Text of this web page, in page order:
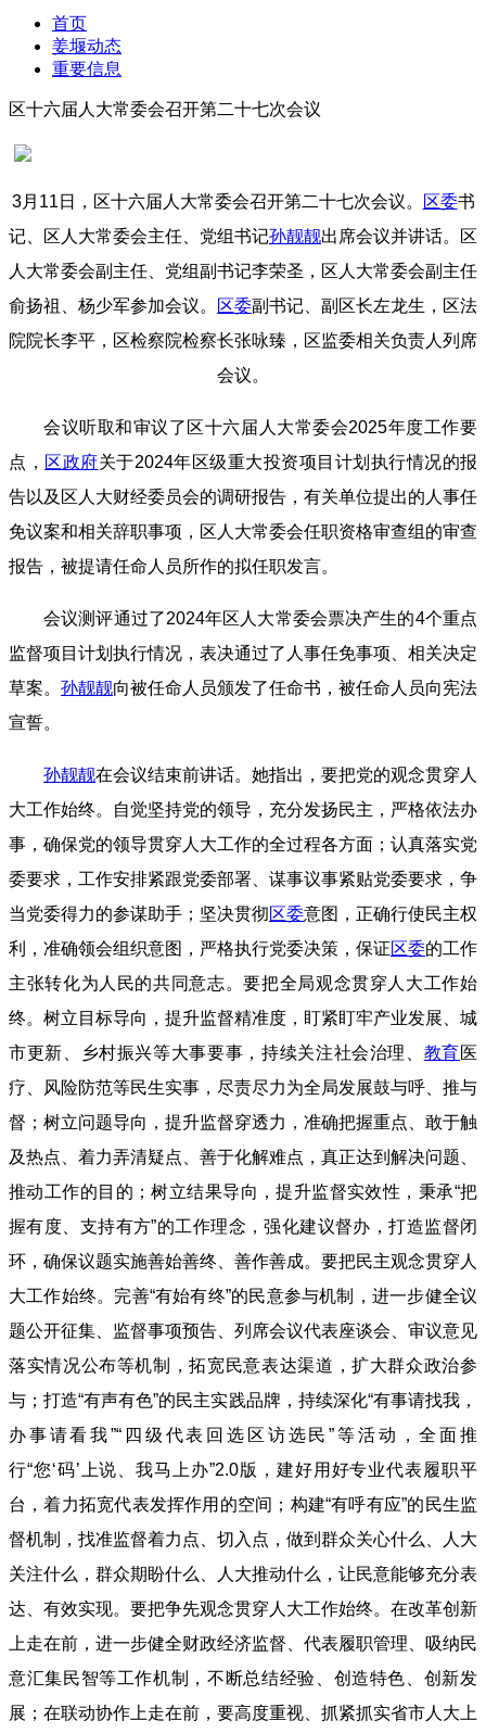
首页
姜堰动态
重要信息
区十六届人大常委会召开第二十七次会议
3月11日，区十六届人大常委会召开第二十七次会议。 区委书
记、区人大常委会主任、党组书记孙靓靓出席会议并讲话。区
人大常委会副主任、党组副书记李荣圣，区人大常委会副主任
俞扬祖、杨少军参加会议。
区委副书记、副区长左龙生，区法
院院长李平，区检察院检察长张咏臻，区监委相关负责人列席
会议。
会议听取和审议了区十六届人大常委会2025年度工作要
点， 区政府关于2024年区级重大投资项目计划执行情况的报
告以及区人大财经委员会的调研报告，有关单位提出的人事任
免议案和相关辞职事项，区人大常委会任职资格审查组的审查
报告，被提请任命人员所作的拟任职发言。
会议测评通过了2024年区人大常委会票决产生的4个重点
监督项目计划执行情况，表决通过了人事任免事项、相关决定
草案。 孙靓靓向被任命人员颁发了任命书，被任命人员向宪法
宣誓。
孙靓靓在会议结束前讲话。她指出，要把党的观念贯穿人
大工作始终。自觉坚持党的领导，充分发扬民主，严格依法办
事，确保党的领导贯穿人大工作的全过程各方面；认真落实党
委要求，工作安排紧跟党委部署、谋事议事紧贴党委要求，争
当党委得力的参谋助手；坚决贯彻区委意图，正确行使民主权
利，准确领会组织意图，严格执行党委决策，保证区委的工作
主张转化为人民的共同意志。要把全局观念贯穿人大工作始
终。树立目标导向，提升监督精准度，盯紧盯牢产业发展、城
市更新、乡村振兴等大事要事，持续关注社会治理、 教育医
疗、风险防范等民生实事，尽责尽力为全局发展鼓与呼、推与
督；树立问题导向，提升监督穿透力，准确把握重点、敢于触
及热点、着力弄清疑点、善于化解难点，真正达到解决问题、
推动工作的目的；树立结果导向，提升监督实效性，秉承“把
握有度、支持有方”的工作理念，强化建议督办，打造监督闭
环，确保议题实施善始善终、善作善成。 要把民主观念贯穿人
大工作始终。完善“有始有终”的民意参与机制，进一步健全议
题公开征集、监督事项预告、列席会议代表座谈会、审议意见
落实情况公布等机制，拓宽民意表达渠道，扩大群众政治参
与；打造“有声有色”的民主实践品牌，持续深化“有事请找我，
办事请看我”“四级代表回选区访选民”等活动，全面推
行“您‘码’上说、我马上办”2.0版，建好用好专业代表履职平
台，着力拓宽代表发挥作用的空间；构建“有呼有应”的民生监
督机制，找准监督着力点、切入点，做到群众关心什么、人大
关注什么，群众期盼什么、人大推动什么，让民意能够充分表
达、有效实现。 要把争先观念贯穿人大工作始终。在改革创新
上走在前，进一步健全财政经济监督、代表履职管理、吸纳民
意汇集民智等工作机制，不断总结经验、创造特色、创新发
展；在联动协作上走在前，要高度重视、抓紧抓实省市人大上